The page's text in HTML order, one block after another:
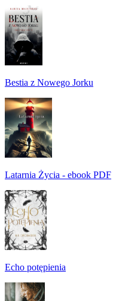
Bestia z Nowego Jorku
Latarnia Życia - ebook PDF
Echo potępienia